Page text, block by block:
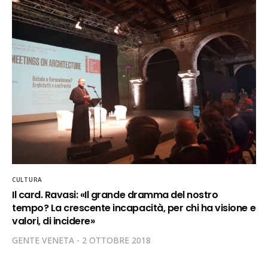
CULTURA
Il card. Ravasi: «Il grande dramma del nostro
tempo? La crescente incapacità, per chi ha visione e
valori, di incidere»
GENTE VENETA 2 OTTOBRE 2018